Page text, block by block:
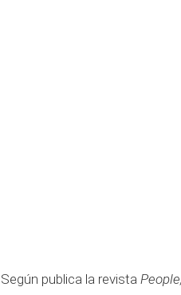
Según publica la revista People,